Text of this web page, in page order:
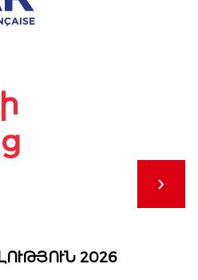
2026